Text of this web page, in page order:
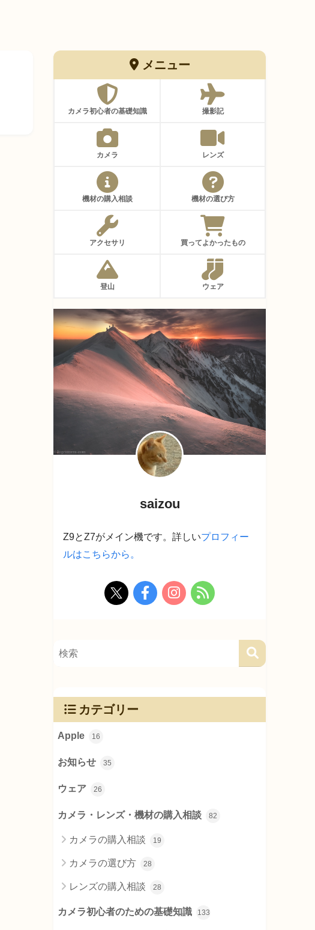
メニュー
カメラ初心者の基礎知識 撮影記
カメラ レンズ
機材の購入相談 機材の選び方
アクセサリ 買ってよかったもの
登山 ウェア
saizou
Z9とZ7がメイン機です。詳しいプロフィー
ルはこちらから。
カテゴリー
Apple 16
お知らせ 35
ウェア 26
カメラ・レンズ・機材の購入相談 82
カメラの購入相談 19
カメラの選び方 28
レンズの購入相談 28
カメラ初心者のための基礎知識 133